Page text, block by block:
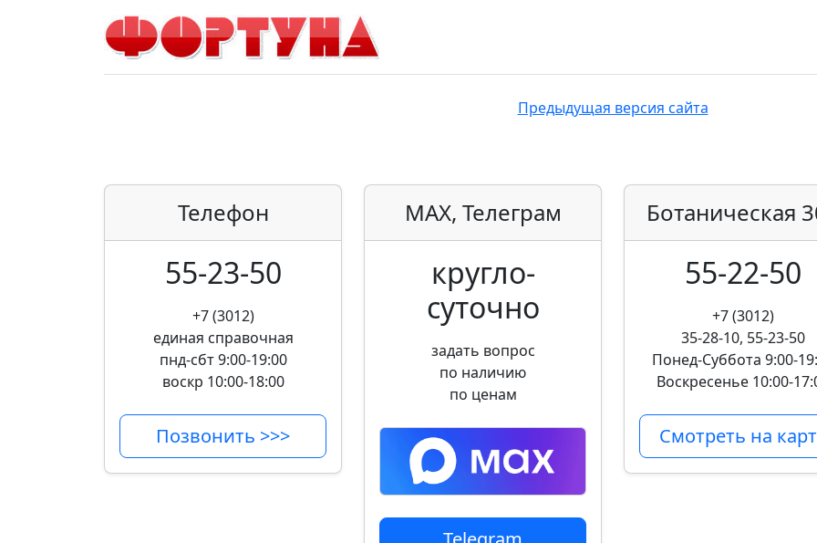
Предыдущая версия сайта
Телефон
55-23-50
+7 (3012)
единая справочная
пнд-сбт 9:00-19:00
воскр 10:00-18:00
Позвонить >>>
MAX, Телеграм
кругло­
суточно
задать вопрос
по наличию
по ценам
Ботаническая
55-22-50
+7 (3012)
35-28-10, 55-23-50
Понед-Суббота 9:00-
Воскресенье 10:00-
Смотреть на